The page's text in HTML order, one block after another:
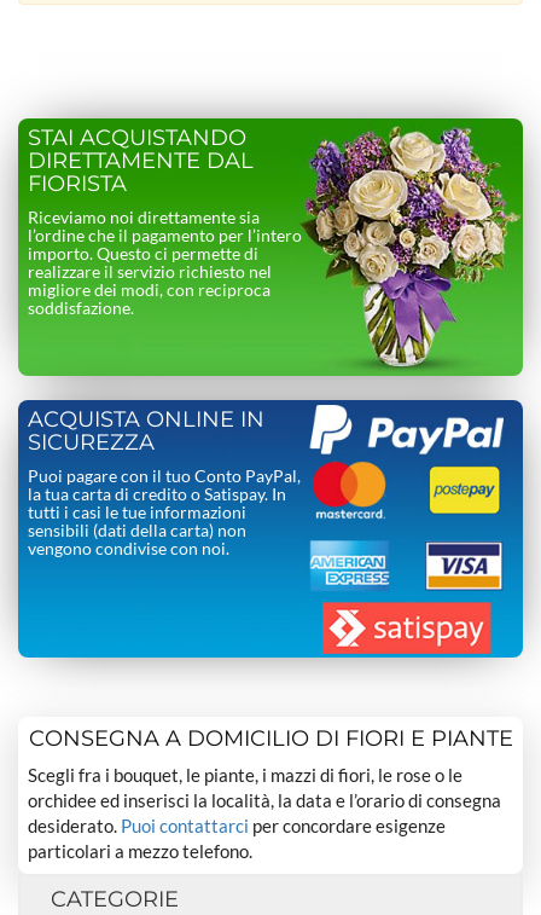
STAI ACQUISTANDO
DIRETTAMENTE DAL
FIORISTA
Riceviamo noi direttamente sia
l’ordine che il pagamento per l’intero
importo. Questo ci permette di
realizzare il servizio richiesto nel
migliore dei modi, con reciproca
soddisfazione.
ACQUISTA ONLINE IN
SICUREZZA
Puoi pagare con il tuo Conto PayPal,
la tua carta di credito o Satispay. In
tutti i casi le tue informazioni
sensibili (dati della carta) non
vengono condivise con noi.
CONSEGNA A DOMICILIO DI FIORI E PIANTE
Scegli fra i bouquet, le piante, i mazzi di fiori, le rose o le
orchidee ed inserisci la località, la data e l’orario di consegna
desiderato. Puoi contattarci per concordare esigenze
particolari a mezzo telefono.
CATEGORIE